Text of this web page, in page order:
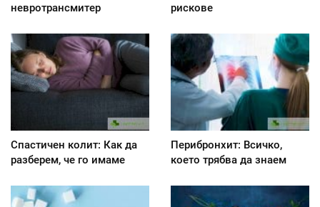
невротрансмитер
рискове
Спастичен колит: Как да
разберем, че го имаме
Перибронхит: Всичко,
което трябва да знаем